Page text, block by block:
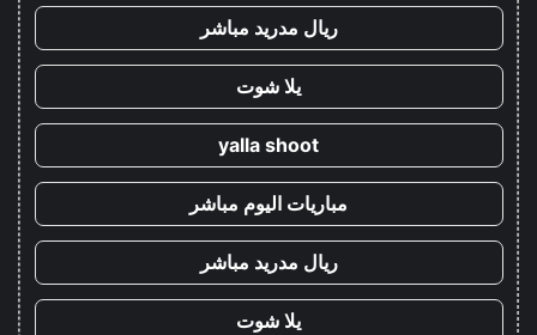
ريال مدريد مباشر
يلا شوت
yalla shoot
مباريات اليوم مباشر
ريال مدريد مباشر
يلا شوت